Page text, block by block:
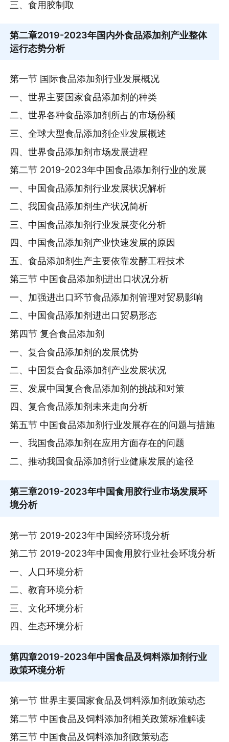
三、食用胶制取
第二章2019-2023年国内外食品添加剂产业整体
运行态势分析
第一节 国际食品添加剂行业发展概况
一、世界主要国家食品添加剂的种类
二、世界各种食品添加剂所占的市场份额
三、全球大型食品添加剂企业发展概述
四、世界食品添加剂市场发展进程
第二节 2019-2023年中国食品添加剂行业的发展
一、中国食品添加剂行业发展状况解析
二、我国食品添加剂生产状况简析
三、中国食品添加剂行业发展变化分析
四、中国食品添加剂产业快速发展的原因
五、食品添加剂生产主要依靠发酵工程技术
第三节 中国食品添加剂进出口状况分析
一、加强进出口环节食品添加剂管理对贸易影响
二、中国食品添加剂进出口贸易形态
第四节 复合食品添加剂
一、复合食品添加剂的发展优势
二、中国复合食品添加剂产业发展状况
三、发展中国复合食品添加剂的挑战和对策
四、复合食品添加剂未来走向分析
第五节 中国食品添加剂行业发展存在的问题与措施
一、我国食品添加剂在应用方面存在的问题
二、推动我国食品添加剂行业健康发展的途径
第三章2019-2023年中国食用胶行业市场发展环
境分析
第一节 2019-2023年中国经济环境分析
第二节 2019-2023年中国食用胶行业社会环境分析
一、人口环境分析
二、教育环境分析
三、文化环境分析
四、生态环境分析
第四章2019-2023年中国食品及饲料添加剂行业
政策环境分析
第一节 世界主要国家食品及饲料添加剂政策动态
第二节 中国食品及饲料添加剂相关政策标准解读
第三节 中国食品及饲料添加剂政策动态